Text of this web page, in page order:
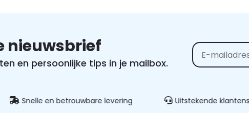
nieuwsbrief
en persoonlijke tips in je mailbox. Alternative:
Snelle en betrouwbare levering Uitstekende